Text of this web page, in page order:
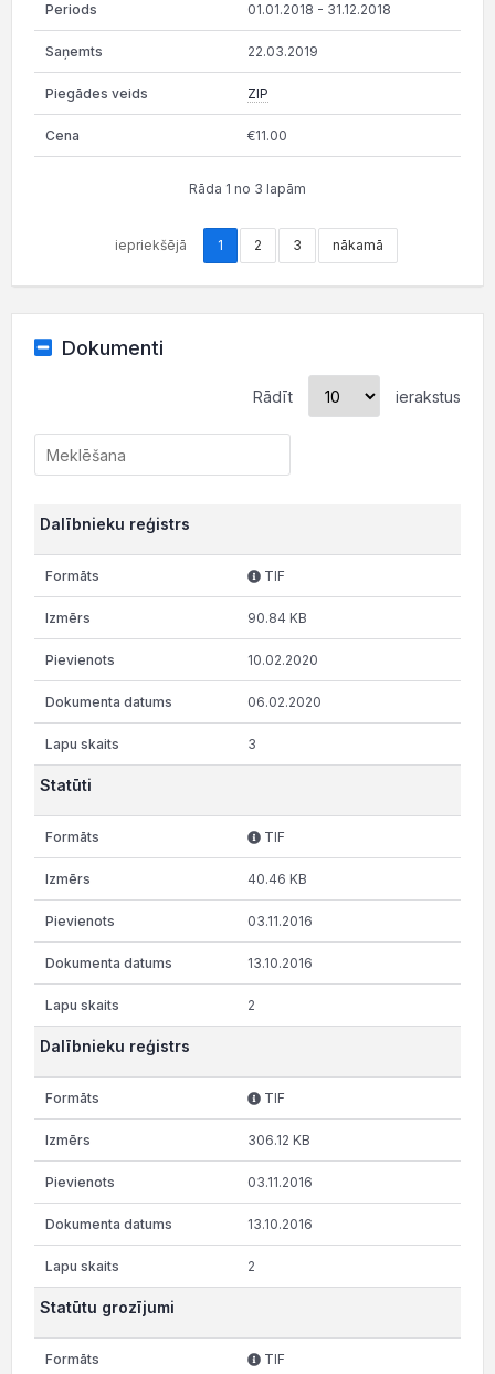
01.01.2018 - 31.12.2018
22.03.2019
ZIP
€11.00
Rāda 1 no 3 lapām
iepriekšējā 1 2 3 nākamā
Dokumenti
Rādīt ierakstus
Dalībnieku reģistrs
TIF
90.84 KB
10.02.2020
06.02.2020
3
Statūti
TIF
40.46 KB
03.11.2016
13.10.2016
2
Dalībnieku reģistrs
TIF
306.12 KB
03.11.2016
13.10.2016
2
Statūtu grozījumi
TIF